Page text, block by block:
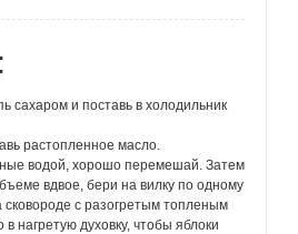
сахаром и поставь в холодильник
растопленное масло.
водой, хорошо перемешай. Затем
вдвое, бери на вилку по одному
сковороде с разогретым топленым
нагретую духовку, чтобы яблоки